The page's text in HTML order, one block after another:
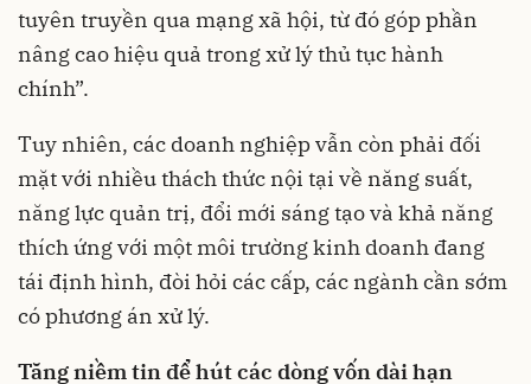
tuyên truyền qua mạng xã hội, từ đó góp phần
nâng cao hiệu quả trong xử lý thủ tục hành
chính”.
Tuy nhiên, các doanh nghiệp vẫn còn phải đối
mặt với nhiều thách thức nội tại về năng suất,
năng lực quản trị, đổi mới sáng tạo và khả năng
thích ứng với một môi trường kinh doanh đang
tái định hình, đòi hỏi các cấp, các ngành cần sớm
có phương án xử lý.
Tăng niềm tin để hút các dòng vốn dài hạn